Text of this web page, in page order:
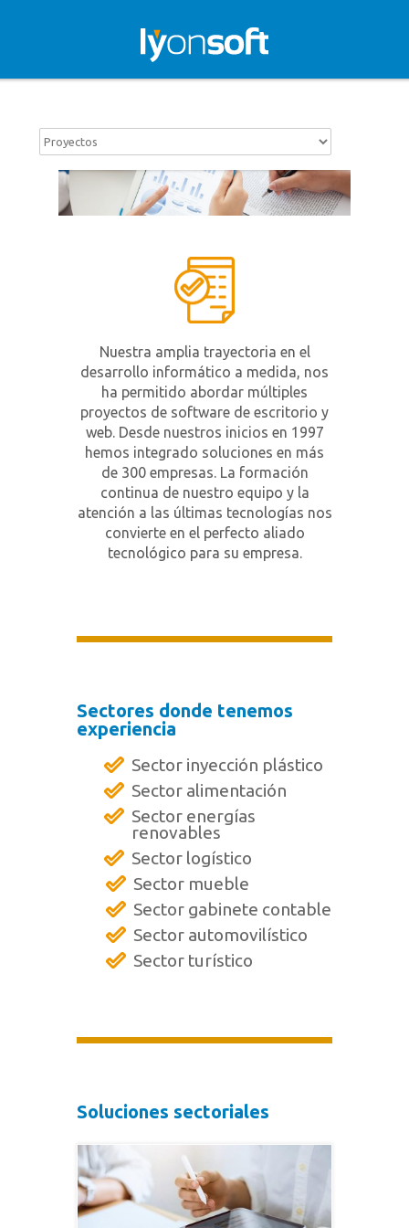
Nuestra amplia trayectoria en el
desarrollo informático a medida, nos
ha permitido abordar múltiples
proyectos de software de escritorio y
web. Desde nuestros inicios en 1997
hemos integrado soluciones en más
de 300 empresas. La formación
continua de nuestro equipo y la
atención a las últimas tecnologías nos
convierte en el perfecto aliado
tecnológico para su empresa.
Sectores donde tenemos
experiencia
Sector inyección plástico
Sector alimentación
Sector energías
renovables
Sector logístico
Sector mueble
Sector gabinete contable
Sector automovilístico
Sector turístico
Soluciones sectoriales